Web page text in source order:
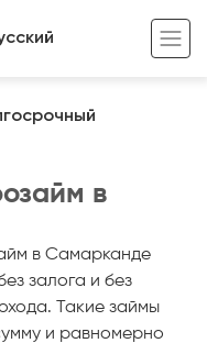
в
в Самарканде
залога и без
Такие займы
и равномерно